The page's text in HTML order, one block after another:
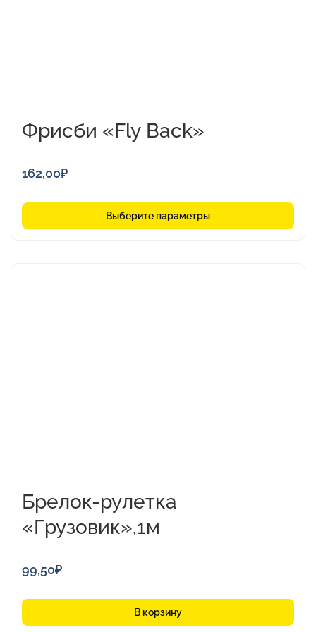
Фрисби «Fly Back»
162,00₽
Выберите параметры
Брелок-рулетка
«Грузовик»,1м
99,50₽
В корзину